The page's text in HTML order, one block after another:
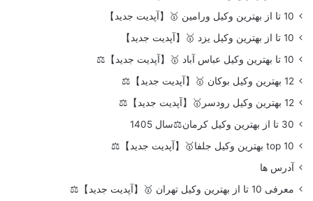
10 تا از بهترین وکیل ورامین 🥇【آپدیت جدید】
10 تا از بهترین وکیل یزد 🥇【آپدیت جدید】
10 تا بهترین وکیل عباس آباد 🥇【آپدیت جدید】⚖️
12 بهترین وکیل بوکان 🥇【آپدیت جدید】⚖️
12 بهترین وکیل رودسر🥇【آپدیت جدید】⚖️
30 تا از بهترین وکیل کرمان⚖️سال 1405
top 10 بهترین وکیل جلفا🥇【آپدیت جدید】⚖️
آدرس ها
معرفی 10 تا از بهترین وکیل تهران 🥇【آپدیت جدید】⚖️